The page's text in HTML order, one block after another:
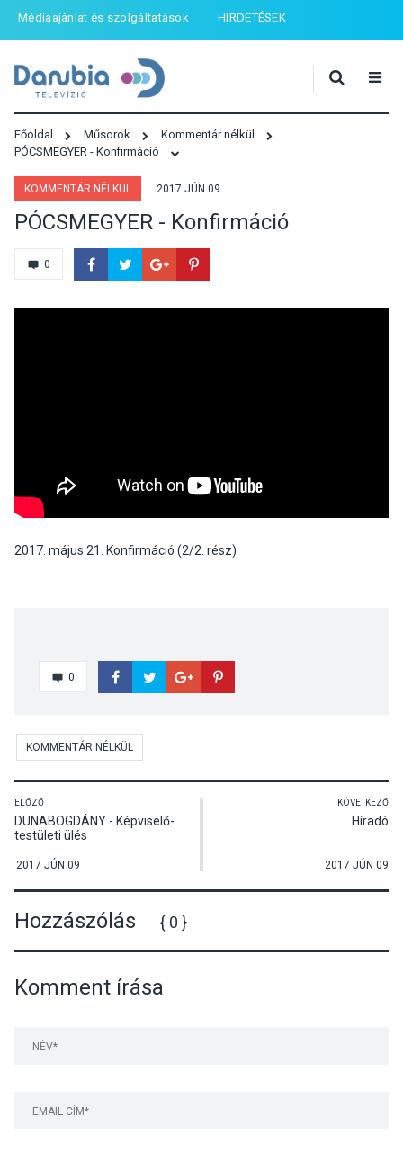
Médiaajánlat és szolgáltatások HIRDETÉSEK
Főoldal Műsorok
Kommentár nélkül
PÓCSMEGYER - Konfirmáció
KOMMENTÁR NÉLKÜL 2017 JÚN 09
PÓCSMEGYER - Konfirmáció
0
2017. május 21. Konfirmáció (2/2. rész)
0
KOMMENTÁR NÉLKÜL
ELŐZŐ
DUNABOGDÁNY - Képviselő-
testületi ülés
2017 JÚN 09
KÖVETKEZŐ
Híradó
2017 JÚN 09
Hozzászólás { 0 }
Komment írása